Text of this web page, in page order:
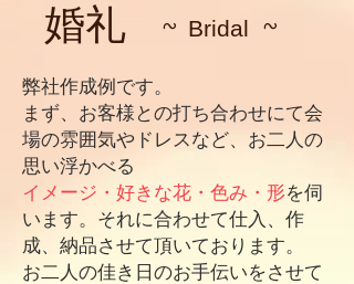
婚礼 ~ ~
Bridal
弊社作成例です。
まず、お客様との打ち合わせにて会
場の雰囲気やドレスなど、お二人の
思い浮かべる
イメージ・好きな花・色み・形を伺
います。それに合わせて仕入、作
成、納品させて頂いております。
お二人の佳き日のお手伝いをさせて